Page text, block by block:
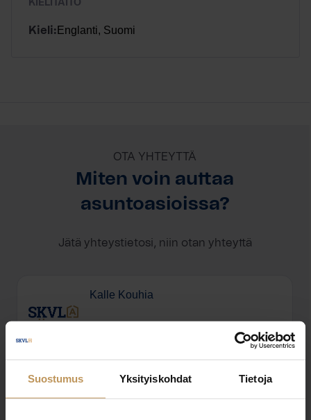
Suostumus Yksityiskohdat Tietoja
KIELITAITO
Kieli: Englanti, Suomi
OTA YHTEYTTÄ
Miten voin auttaa
asuntoasioissa?
Jätä yhteystietosi, niin otan yhteyttä
Kalle Kouhia